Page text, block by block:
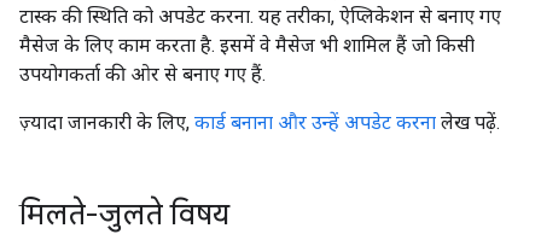
टास्क की स्थिति को अपडेट करना. यह तरीका, ऐप्लिकेशन से बनाए गए
मैसेज के लिए काम करता है. इसमें वे मैसेज भी शामिल हैं जो किसी
उपयोगकर्ता की ओर से बनाए गए हैं.
ज़्यादा जानकारी के लिए, कार्ड बनाना और उन्हें अपडेट करना लेख पढ़ें.
मिलते-जुलते विषय